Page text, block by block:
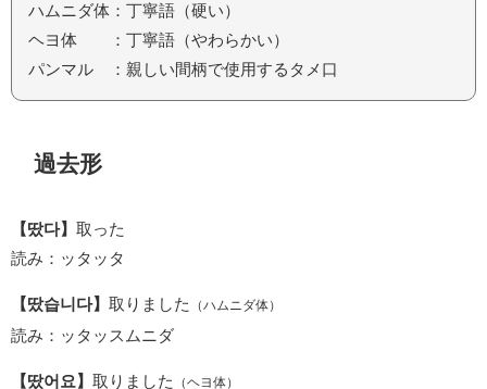
ハムニダ体：丁寧語（硬い）
ヘヨ体 ：丁寧語（やわらかい）
パンマル ：親しい間柄で使用するタメ口
過去形
【땄다】 取った
読み：ッタッタ
【땄습니다】 取りました （ハムニダ体）
読み：ッタッスムニダ
【땄어요】 取りました （ヘヨ体）